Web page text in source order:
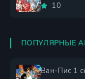
10
ПОПУЛЯРНЫЕ
Ван-Пис 1